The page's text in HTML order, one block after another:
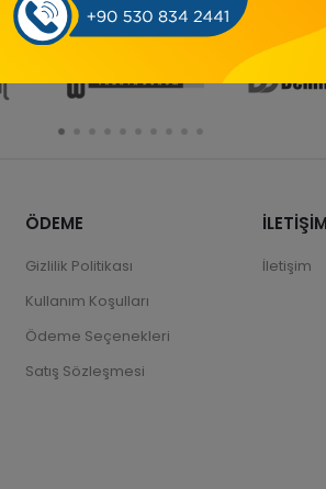
ÖDEME
Gizlilik Politikası
Kullanım Koşulları
Ödeme Seçenekleri
Satış Sözleşmesi
İLETİŞİM
İletişim